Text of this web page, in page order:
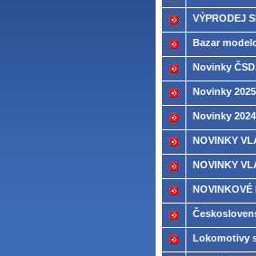
VÝPRODEJ
Bazar
Novinky
Novinky
Novinky
NOVINKY
NOVINKY
NOVINKOVÉ
2021
ČSD,ČD
Lokomotivy